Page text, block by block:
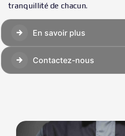
tranquillité de chacun.
En savoir plus
Contactez-nous